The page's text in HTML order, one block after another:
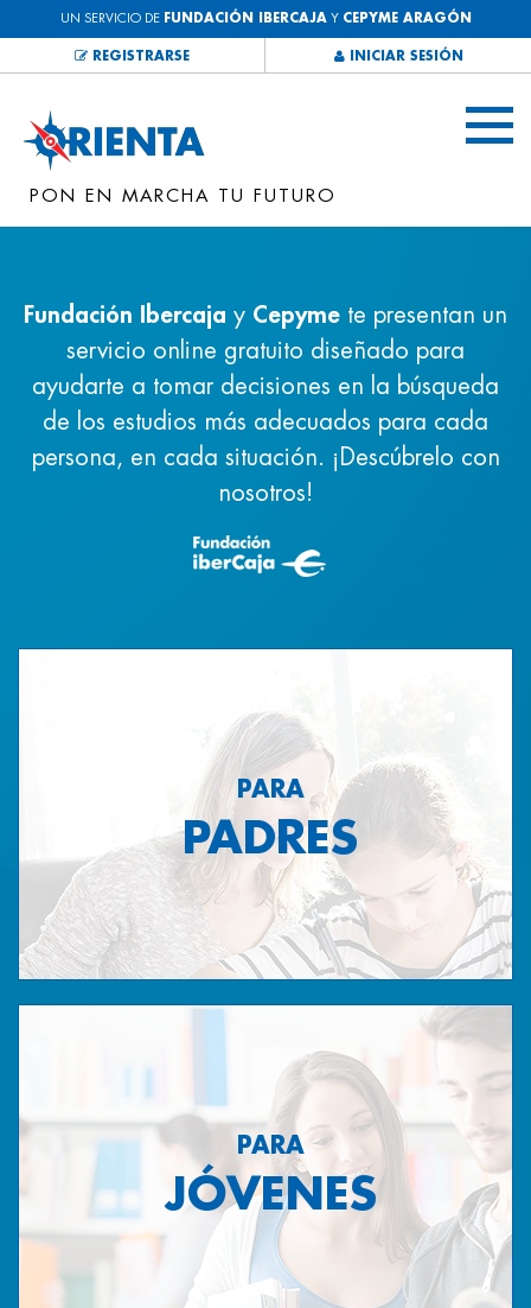
UN SERVICIO DE FUNDACIÓN IBERCAJAY CEPYME ARAGÓN
REGISTRARSE INICIAR SESIÓN
PON EN MARCHA TU FUTURO
Fundación Ibercaja y Cepyme te presentan un
servicio online gratuito diseñado para
ayudarte a tomar decisiones en la búsqueda
de los estudios más adecuados para cada
persona, en cada situación. ¡Descúbrelo con
nosotros!
PARA
PADRES
PARA
JÓVENES